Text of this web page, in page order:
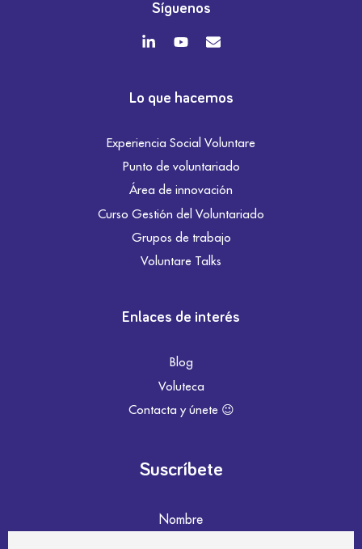
Síguenos
Lo que hacemos
Experiencia Social Voluntare
Punto de voluntariado
Área de innovación
Curso Gestión del Voluntariado
Grupos de trabajo
Voluntare Talks
Enlaces de interés
Blog
Voluteca
Contacta y únete 😉
Suscríbete
Nombre